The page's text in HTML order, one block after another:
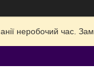
неробочий час.